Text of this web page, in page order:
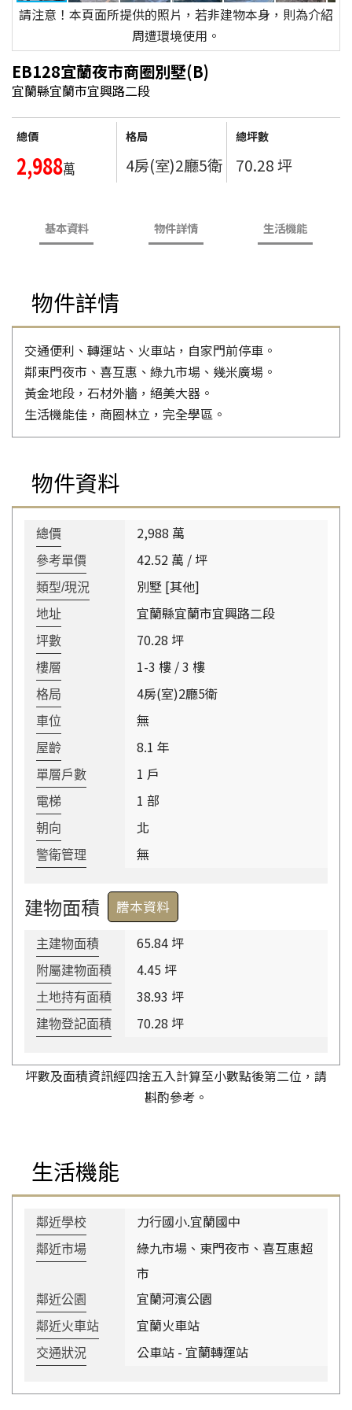
請注意！本頁面所提供的照片，若非建物本身，則為介紹
周遭環境使用。
EB128宜蘭夜市商圈別墅(B)
宜蘭縣宜蘭市宜興路二段
總價
2,988萬
格局
4房(室)2廳5衛
總坪數
70.28 坪
基本資料 物件詳情 生活機能
物件詳情
交通便利、轉運站、火車站，自家門前停車。
鄰東門夜市、喜互惠、綠九市場、幾米廣場。
黃金地段，石材外牆，絕美大器。
生活機能佳，商圈林立，完全學區。
物件資料
總價 2,988 萬
參考單價 42.52 萬 / 坪
類型/現況 別墅 [其他]
地址 宜蘭縣宜蘭市宜興路二段
坪數 70.28 坪
樓層 1-3 樓 / 3 樓
格局 4房(室)2廳5衛
車位 無
屋齡 8.1 年
單層戶數 1 戶
電梯 1 部
朝向 北
警衛管理 無
建物面積 謄本資料
主建物面積 65.84 坪
附屬建物面積 4.45 坪
土地持有面積 38.93 坪
建物登記面積 70.28 坪
坪數及面積資訊經四捨五入計算至小數點後第二位，請
斟酌參考。
生活機能
鄰近學校 力行國小.宜蘭國中
鄰近市場
綠九市場、東門夜市、喜互惠超
市
鄰近公園 宜蘭河濱公園
鄰近火車站 宜蘭火車站
交通狀況 公車站 - 宜蘭轉運站